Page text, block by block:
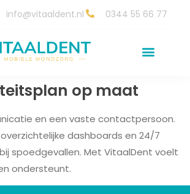
info@vitaaldent.nl 0344 55 66 77
op maat
en een vaste contactpersoon.
dashboards en 24/7
spoedgevallen. Met VitaalDent voelt
ondersteunt.